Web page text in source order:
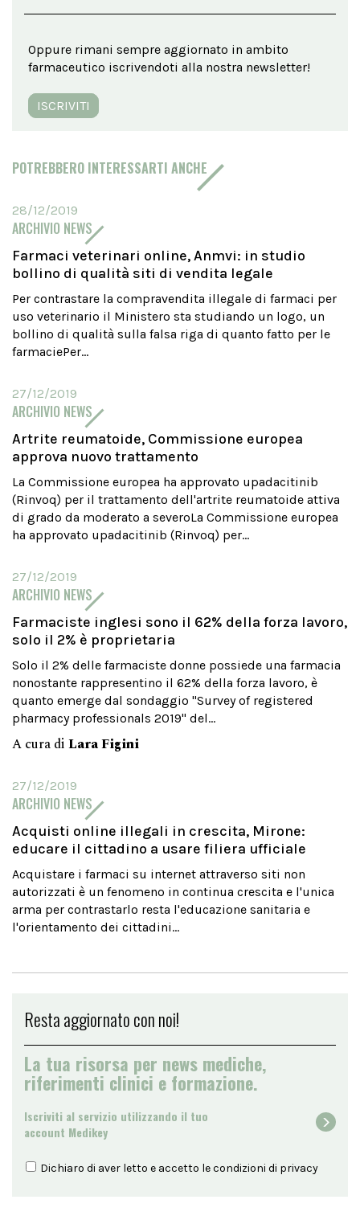
Oppure rimani sempre aggiornato in ambito
farmaceutico iscrivendoti alla nostra newsletter!
ISCRIVITI
POTREBBERO INTERESSARTI ANCHE
28/12/2019
ARCHIVIO NEWS
Farmaci veterinari online, Anmvi: in studio
bollino di qualità siti di vendita legale
Per contrastare la compravendita illegale di farmaci per
uso veterinario il Ministero sta studiando un logo, un
bollino di qualità sulla falsa riga di quanto fatto per le
farmaciePer...
27/12/2019
ARCHIVIO NEWS
Artrite reumatoide, Commissione europea
approva nuovo trattamento
La Commissione europea ha approvato upadacitinib
(Rinvoq) per il trattamento dell'artrite reumatoide attiva
di grado da moderato a severoLa Commissione europea
ha approvato upadacitinib (Rinvoq) per...
27/12/2019
ARCHIVIO NEWS
Farmaciste inglesi sono il 62% della forza lavoro,
solo il 2% è proprietaria
Solo il 2% delle farmaciste donne possiede una farmacia
nonostante rappresentino il 62% della forza lavoro, è
quanto emerge dal sondaggio "Survey of registered
pharmacy professionals 2019" del...
A cura di Lara Figini
27/12/2019
ARCHIVIO NEWS
Acquisti online illegali in crescita, Mirone:
educare il cittadino a usare filiera ufficiale
Acquistare i farmaci su internet attraverso siti non
autorizzati è un fenomeno in continua crescita e l'unica
arma per contrastarlo resta l'educazione sanitaria e
l'orientamento dei cittadini...
Resta aggiornato con noi!
La tua risorsa per news mediche,
riferimenti clinici e formazione.
Iscriviti al servizio utilizzando il tuo
account Medikey
Dichiaro di aver letto e accetto le condizioni di privacy